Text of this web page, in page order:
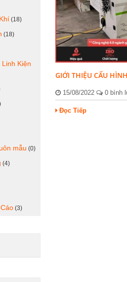
(18)
(18)
Kiện
mẫu (0)
(4)
(3)
GIỚI THIỆU CẤU
15/08/2022 0 bình
Đọc Tiếp